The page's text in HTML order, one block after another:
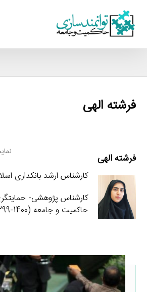
فرشته الهی
فرشته الهی
کارشناس ارشد بانکداری
کارشناس پژوهشی-
حاکمیت و جامعه (1400-1399)